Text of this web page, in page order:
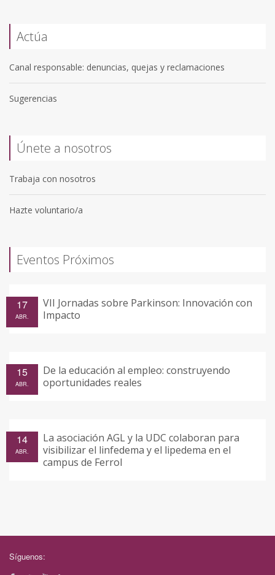
Actúa
Canal responsable: denuncias, quejas y reclamaciones
Sugerencias
Únete a nosotros
Trabaja con nosotros
Hazte voluntario/a
Eventos Próximos
VII Jornadas sobre Parkinson: Innovación con
Impacto
17
ABR.
De la educación al empleo: construyendo
oportunidades reales
15
ABR.
La asociación AGL y la UDC colaboran para
visibilizar el linfedema y el lipedema en el
campus de Ferrol
14
ABR.
Síguenos: